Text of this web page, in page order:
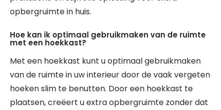
opbergruimte in huis.
Hoe kan ik optimaal gebruikmaken van de ruimte
met een hoekkast?
Met een hoekkast kunt u optimaal gebruikmaken
van de ruimte in uw interieur door de vaak vergeten
hoeken slim te benutten. Door een hoekkast te
plaatsen, creëert u extra opbergruimte zonder dat